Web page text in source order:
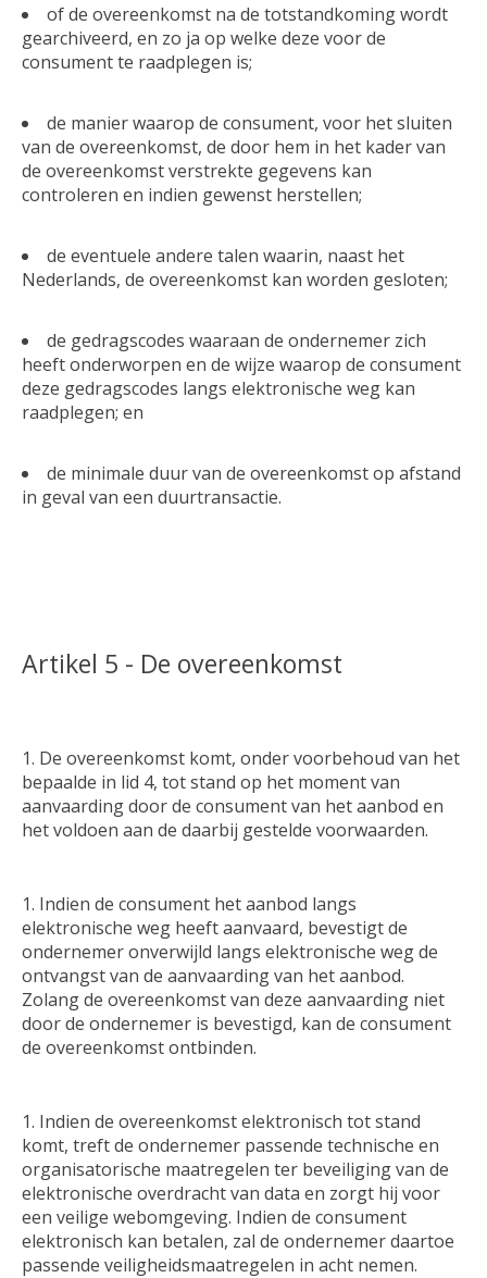
of de overeenkomst na de totstandkoming wordt
gearchiveerd, en zo ja op welke deze voor de
consument te raadplegen is;
de manier waarop de consument, voor het sluiten
van de overeenkomst, de door hem in het kader van
de overeenkomst verstrekte gegevens kan
controleren en indien gewenst herstellen;
de eventuele andere talen waarin, naast het
Nederlands, de overeenkomst kan worden gesloten;
de gedragscodes waaraan de ondernemer zich
heeft onderworpen en de wijze waarop de consument
deze gedragscodes langs elektronische weg kan
raadplegen; en
de minimale duur van de overeenkomst op afstand
in geval van een duurtransactie.
Artikel 5 - De overeenkomst
De overeenkomst komt, onder voorbehoud van het
bepaalde in lid 4, tot stand op het moment van
aanvaarding door de consument van het aanbod en
het voldoen aan de daarbij gestelde voorwaarden.
Indien de consument het aanbod langs
elektronische weg heeft aanvaard, bevestigt de
ondernemer onverwijld langs elektronische weg de
ontvangst van de aanvaarding van het aanbod.
Zolang de overeenkomst van deze aanvaarding niet
door de ondernemer is bevestigd, kan de consument
de overeenkomst ontbinden.
Indien de overeenkomst elektronisch tot stand
komt, treft de ondernemer passende technische en
organisatorische maatregelen ter beveiliging van de
elektronische overdracht van data en zorgt hij voor
een veilige webomgeving. Indien de consument
elektronisch kan betalen, zal de ondernemer daartoe
passende veiligheidsmaatregelen in acht nemen.